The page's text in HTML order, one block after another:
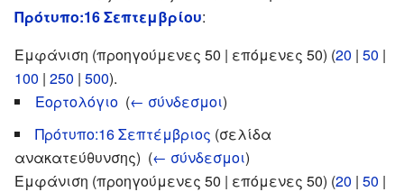
Πρότυπο:16 Σεπτεμβρίου:
Εμφάνιση (προηγούμενες 50 | επόμενες 50) (20 | 50 |
100 | 250 | 500).
Εορτολόγιο (← σύνδεσμοι)
Πρότυπο:16 Σεπτέμβριος (σελίδα
ανακατεύθυνσης) ‎ (← σύνδεσμοι)
Εμφάνιση (προηγούμενες 50 | επόμενες 50) (20 | 50 |